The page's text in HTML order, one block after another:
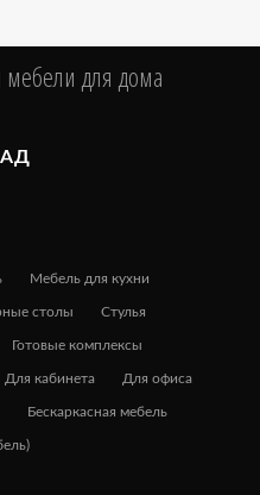
для дома
Мебель для кухни
столы Стулья
Готовые комплексы
Для кабинета Для офиса
Бескаркасная мебель